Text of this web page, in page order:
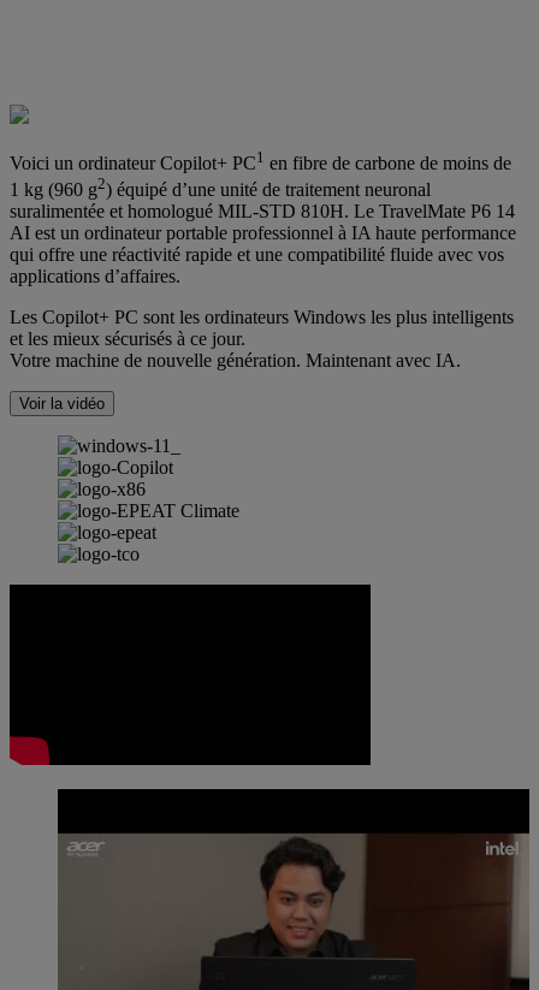
Voici un ordinateur Copilot+ PC1 en fibre de carbone de moins de
1 kg (960 g2) équipé d’une unité de traitement neuronal
suralimentée et homologué MIL-STD 810H. Le TravelMate P6 14
AI est un ordinateur portable professionnel à IA haute performance
qui offre une réactivité rapide et une compatibilité fluide avec vos
applications d’affaires.
Les Copilot+ PC sont les ordinateurs Windows les plus intelligents
et les mieux sécurisés à ce jour.
Votre machine de nouvelle génération. Maintenant avec IA.
Voir la vidéo